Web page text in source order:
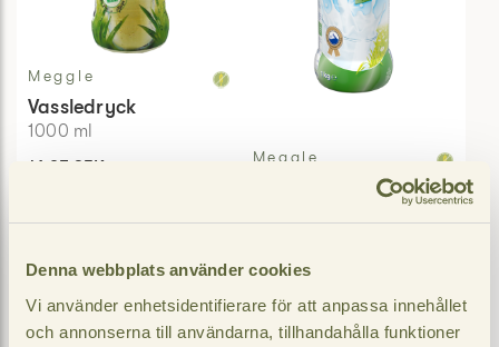
Denna webbplats använder cookies
Vi använder enhetsidentifierare för att anpassa innehållet
och annonserna till användarna, tillhandahålla funktioner
Meggle
Vassledryck
1000 ml
16,95 SEK
Max 2
order
LÄGG I
VARUKORGEN
Meggle
Flytande Yoghurt 2,8%
Jmf pris:
TILLFÄLLIGT SLUT